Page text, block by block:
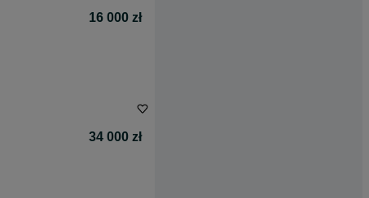
16 000 zł
34 000 zł